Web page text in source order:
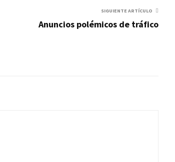
SIGUIENTE ARTÍCULO
Anuncios polémicos de tráfico